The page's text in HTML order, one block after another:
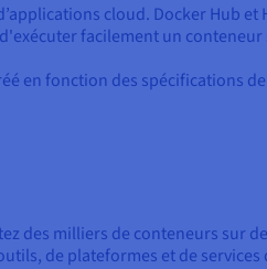
cloud. Docker Hub
facilement un conteneur
en fonction des spécifications
des milliers de conteneurs sur
de plateformes et de